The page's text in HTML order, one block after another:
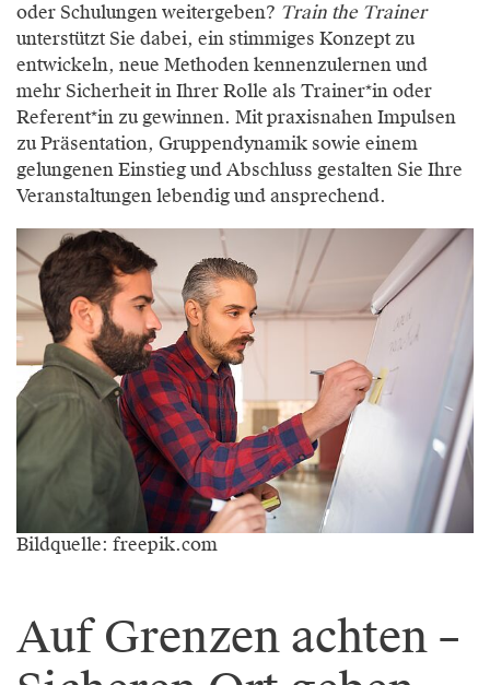
oder Schulungen weitergeben? Train the Trainer
unterstützt Sie dabei, ein stimmiges Konzept zu
entwickeln, neue Methoden kennenzulernen und
mehr Sicherheit in Ihrer Rolle als Trainer*in oder
Referent*in zu gewinnen. Mit praxisnahen Impulsen
zu Präsentation, Gruppendynamik sowie einem
gelungenen Einstieg und Abschluss gestalten Sie Ihre
Veranstaltungen lebendig und ansprechend.
Bildquelle: freepik.com
Auf Grenzen achten –